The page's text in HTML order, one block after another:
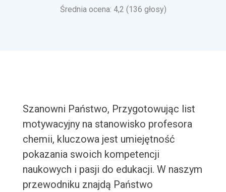
Średnia ocena: 4,2 (136 głosy)
Szanowni Państwo, Przygotowując list
motywacyjny na stanowisko profesora
chemii, kluczowa jest umiejętność
pokazania swoich kompetencji
naukowych i pasji do edukacji. W naszym
przewodniku znajdą Państwo